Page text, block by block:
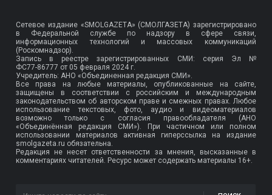
Сетевое издание «SMOLGAZETA» (СМОЛГАЗЕТА) зарегистрировано
в Федеральной службе по надзору в сфере связи,
информационных технологий и массовых коммуникаций
(Роскомнадзор).
Запись в реестре зарегистрированных СМИ: серия Эл №
ФС77-86777 от 05 февраля 2024 г.
Учредитель: АНО «Объединенная редакция СМИ».
Все права на любые материалы, опубликованные на сайте,
защищены в соответствии с российским и международным
законодательством об авторском праве и смежных правах. Любое
использование текстовых, фото, аудио и видеоматериалов
возможно только с согласия правообладателя (АНО
«Объединённая редакция СМИ»). При частичном или полном
использовании материалов активная гиперссылка на издание
smolgazeta.ru обязательна.
Редакция не несет ответственности за мнения, высказанные в
комментариях читателей. Ресурс может содержать материалы 16+.